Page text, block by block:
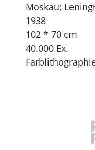
Moskau;
1938
102 * 70 cm
40.000 Ex.